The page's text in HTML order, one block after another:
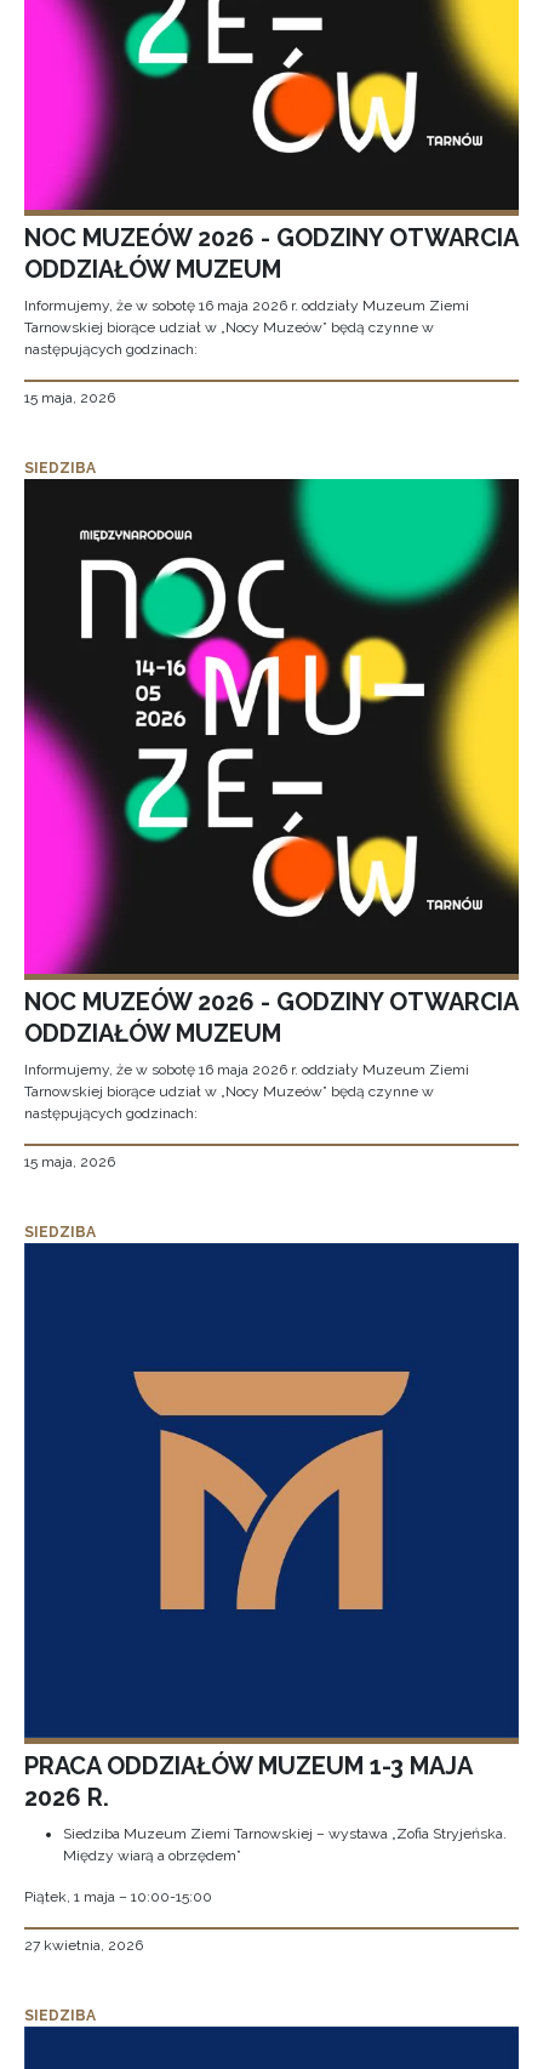
NOC MUZEÓW 2026 - GODZINY OTWARCIA
ODDZIAŁÓW MUZEUM
Informujemy, że w sobotę 16 maja 2026 r. oddziały Muzeum Ziemi
Tarnowskiej biorące udział w „Nocy Muzeów” będą czynne w
następujących godzinach:
15 maja, 2026
SIEDZIBA
NOC MUZEÓW 2026 - GODZINY OTWARCIA
ODDZIAŁÓW MUZEUM
Informujemy, że w sobotę 16 maja 2026 r. oddziały Muzeum Ziemi
Tarnowskiej biorące udział w „Nocy Muzeów” będą czynne w
następujących godzinach:
15 maja, 2026
SIEDZIBA
PRACA ODDZIAŁÓW MUZEUM 1-3 MAJA
2026 R.
Siedziba Muzeum Ziemi Tarnowskiej – wystawa „Zofia Stryjeńska.
Między wiarą a obrzędem”
Piątek, 1 maja – 10:00-15:00
27 kwietnia, 2026
SIEDZIBA